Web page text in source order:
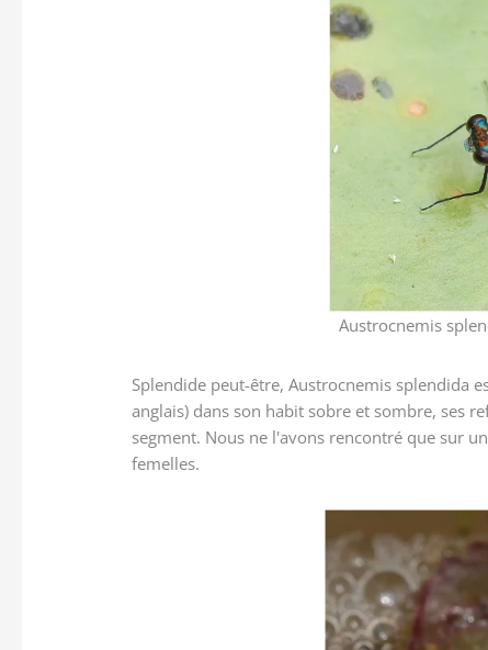
Austrocnemis
Splendide peut-être, Austrocnemis splendida
anglais) dans son habit sobre et sombre, ses
segment. Nous ne l'avons rencontré que sur
femelles.